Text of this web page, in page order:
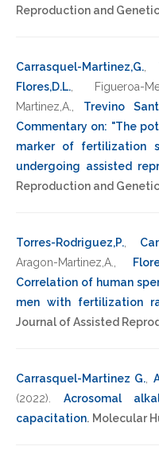
Reproduction and
Carrasquel-Martinez,G.
Flores,D.L.
Figueroa-
Martinez,A.
Trevino
Commentary on: "The
marker of fertilization
undergoing assisted
Reproduction and
Torres-Rodriguez,P.
Aragon-Martinez,A.
Correlation of human
men with fertilization
Journal of Assisted
Carrasquel-Martinez G.
(2022)
Acrosomal
capacitation. Molecular